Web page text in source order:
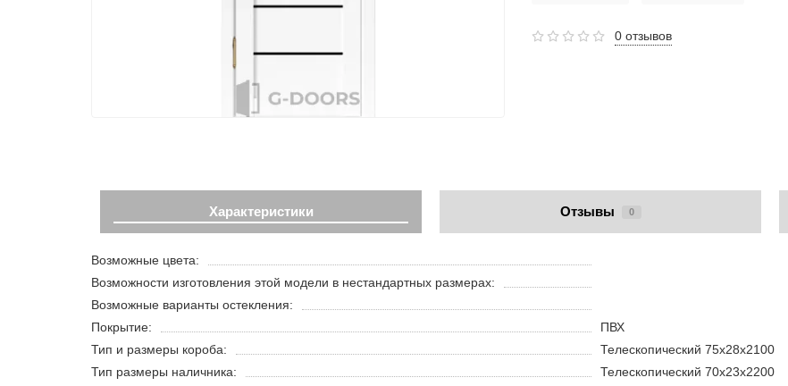
0 отзывов
Характеристики Отзывы 0
Возможные цвета:
Возможности изготовления этой модели в нестандартных размерах:
Возможные варианты остекления:
Покрытие:
ПВХ
Тип и размеры короба:
Телескопический 75х28х2100
Тип размеры наличника:
Телескопический 70х23х2200